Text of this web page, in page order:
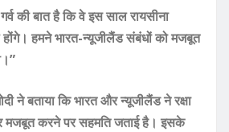
की बात है कि वे इस साल रायसीना
हमने भारत-न्यूजीलैंड संबंधों को मजबूत
ने बताया कि भारत और न्यूजीलैंड ने रक्षा
मजबूत करने पर सहमति जताई है। इसके